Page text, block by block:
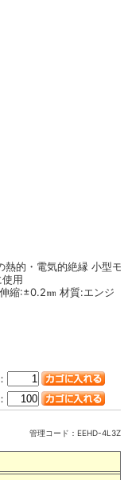
的・電気的絶縁 小型モ
用
縮:±0.2㎜ 材質:エンジ
管理コード： EEHD-4L3Z